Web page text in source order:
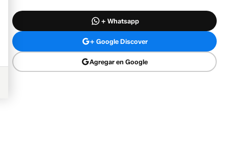
+ Whatsapp
+ Google Discover
Agregar en Google